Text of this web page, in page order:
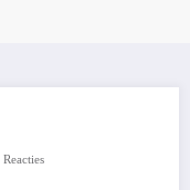
Reacties